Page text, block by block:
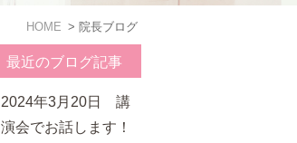
HOME 院長ブログ
最近のブログ記事
2024年3月20日 講
演会でお話します！